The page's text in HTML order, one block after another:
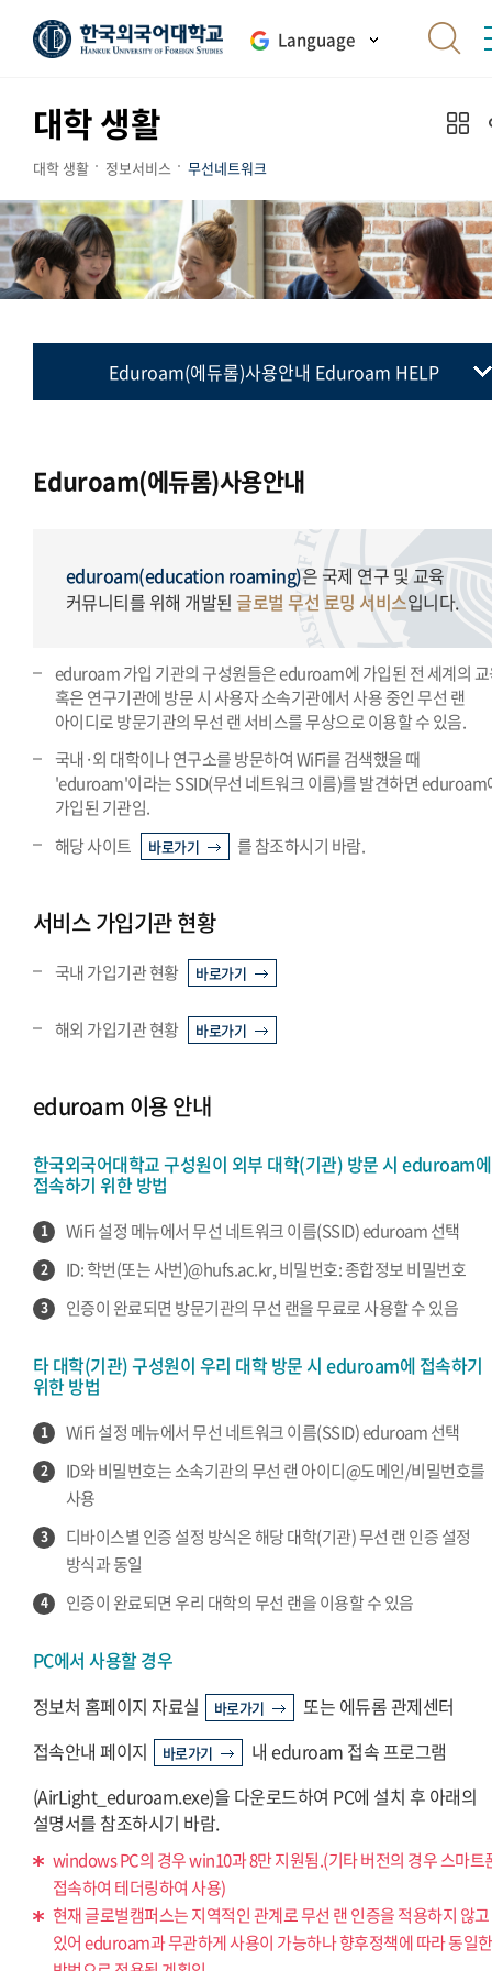
Language
대학 생활
대학 생활 정보서비스 무선네트워크
Eduroam(에듀롬)사용안내 Eduroam HELP
서울 캠퍼스
Eduroam(에듀롬)사용안내
eduroam(education roaming)은 국제 연구 및 교육
커뮤니티를 위해 개발된글로벌 무선 로밍 서비스입니다.
eduroam 가입 기관의 구성원들은 eduroam에 가입된 전 세계의
혹은 연구기관에 방문 시 사용자 소속기관에서 사용 중인 무선 랜
아이디로 방문기관의 무선 랜 서비스를 무상으로 이용할 수 있음.
국내·외 대학이나 연구소를 방문하여 WiFi를 검색했을 때
'eduroam'이라는 SSID(무선 네트워크 이름)를 발견하면 eduroam
가입된 기관임.
해당 사이트
바로가기 를 참조하시기 바람.
서비스 가입기관 현황
국내 가입기관 현황 바로가기
해외 가입기관 현황 바로가기
eduroam 이용 안내
한국외국어대학교 구성원이 외부 대학(기관) 방문 시 eduroam에
접속하기 위한 방법
1 WiFi 설정 메뉴에서 무선 네트워크 이름(SSID) eduroam 선택
2 ID: 학번(또는 사번)@hufs.ac.kr, 비밀번호: 종합정보 비밀번호
3 인증이 완료되면 방문기관의 무선 랜을 무료로 사용할 수 있음
타 대학(기관) 구성원이 우리 대학 방문 시 eduroam에 접속하기
위한 방법
1 WiFi 설정 메뉴에서 무선 네트워크 이름(SSID) eduroam 선택
2
ID와 비밀번호는 소속기관의 무선 랜 아이디@도메인/비밀번호를
사용
3
디바이스별 인증 설정 방식은 해당 대학(기관) 무선 랜 인증 설정
방식과 동일
4 인증이 완료되면 우리 대학의 무선 랜을 이용할 수 있음
PC에서 사용할 경우
정보처 홈페이지 자료실
바로가기
또는 에듀롬 관제센터
접속안내 페이지
바로가기
내 eduroam 접속 프로그램
(AirLight_eduroam.exe)을 다운로드하여 PC에 설치 후 아래의
설명서를 참조하시기 바람.
windows PC의 경우 win10과 8만 지원됨.(기타 버전의 경우 스마트
접속하여 테더링하여 사용)
현재 글로벌캠퍼스는 지역적인 관계로 무선 랜 인증을 적용하지 않고
있어 eduroam과 무관하게 사용이 가능하나 향후정책에 따라 동일한